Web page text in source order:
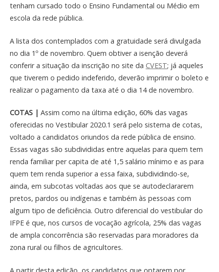
tenham cursado todo o Ensino Fundamental ou Médio em
escola da rede pública.
A lista dos contemplados com a gratuidade será divulgada
no dia 1º de novembro. Quem obtiver a isenção deverá
conferir a situação da inscrição no site da CVEST; já aqueles
que tiverem o pedido indeferido, deverão imprimir o boleto e
realizar o pagamento da taxa até o dia 14 de novembro.
COTAS | Assim como na última edição, 60% das vagas
oferecidas no Vestibular 2020.1 será pelo sistema de cotas,
voltado a candidatos oriundos da rede pública de ensino.
Essas vagas são subdivididas entre aquelas para quem tem
renda familiar per capita de até 1,5 salário mínimo e as para
quem tem renda superior a essa faixa, subdividindo-se,
ainda, em subcotas voltadas aos que se autodeclararem
pretos, pardos ou indígenas e também às pessoas com
algum tipo de deficiência. Outro diferencial do vestibular do
IFPE é que, nos cursos de vocação agrícola, 25% das vagas
de ampla concorrência são reservadas para moradores da
zona rural ou filhos de agricultores.